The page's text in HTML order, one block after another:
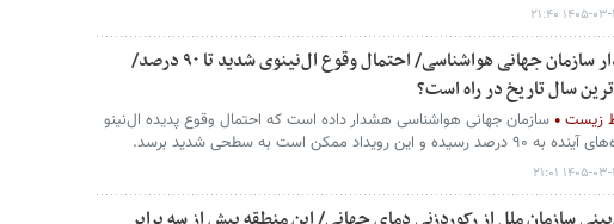
۰۳-۲۲ ۲۱:۴۰
هشدار سازمان جهانی هواشناسی/ احتمال وقوع ال‌نینوی شدید تا ۹۰ درصد/
سال تاریخ در راه است؟
زیست
سازمان جهانی هواشناسی هشدار داده است که احتمال وقوع پدیده ال‌نینو
رسیده و این رویداد ممکن است به سطحی شدید برسد.
۰۳-۱۳ ۲۱:۰۱